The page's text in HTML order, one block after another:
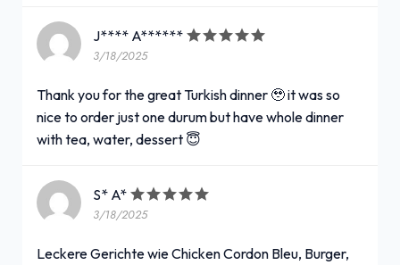
J**** A******
3/18/2025
Thank you for the great Turkish dinner 🥹 it was so
nice to order just one durum but have whole dinner
with tea, water, dessert 😇
S* A*
3/18/2025
Leckere Gerichte wie Chicken Cordon Bleu, Burger,